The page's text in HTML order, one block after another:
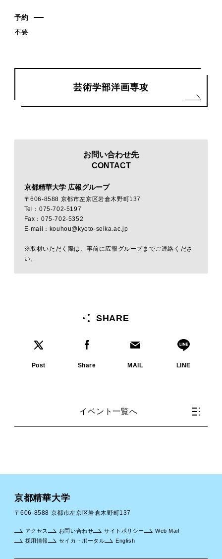
予約
不要
芸術学部洋画専攻
お問い合わせ先
CONTACT
京都精華大学 広報グループ
〒606-8588 京都市左京区岩倉木野町137
Tel：075-702-5197
Fax：075-702-5352
E-mail：kouhou@kyoto-seika.ac.jp
※取材いただく際は、事前に広報グループまでご連絡くださ
い。
SHARE
Post Share MAIL LINE
イベント一覧へ
京都精華大学
〒606-8588 京都市左京区岩倉木野町137
アクセス お問い合わせ サイトポリシー
Web Mail
採用情報
セイカ・ポータル English